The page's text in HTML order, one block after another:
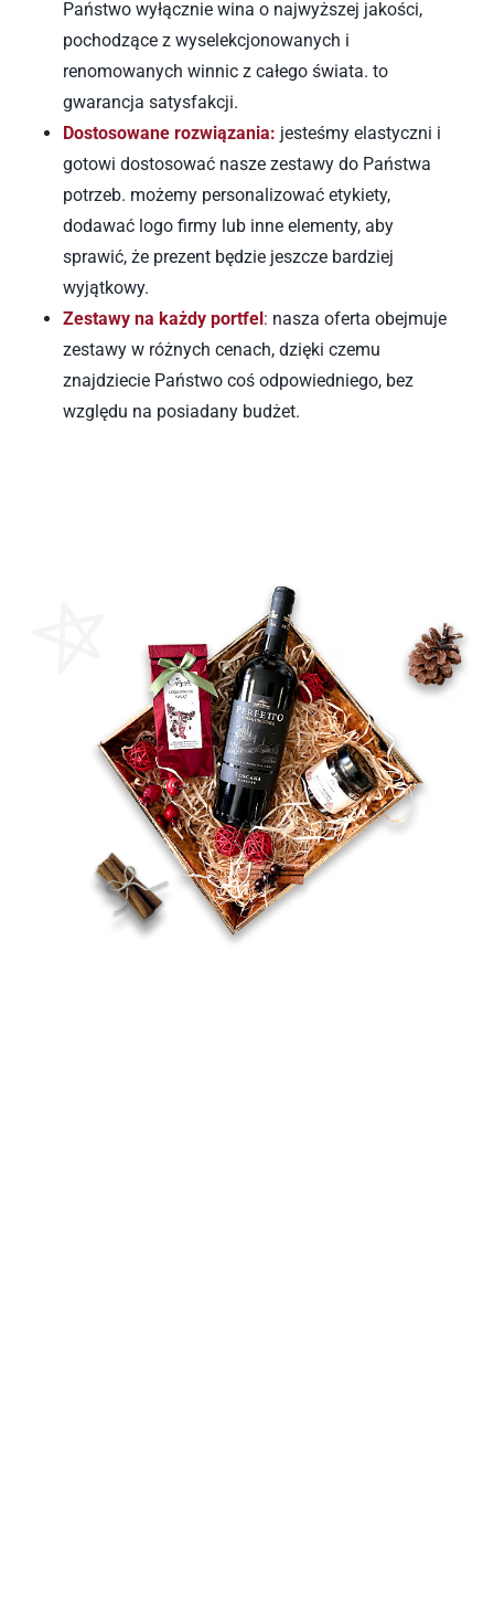
Państwo wyłącznie wina o najwyższej jakości,
pochodzące z wyselekcjonowanych i
renomowanych winnic z całego świata. to
gwarancja satysfakcji.
Dostosowane rozwiązania: jesteśmy elastyczni i
gotowi dostosować nasze zestawy do Państwa
potrzeb. możemy personalizować etykiety,
dodawać logo firmy lub inne elementy, aby
sprawić, że prezent będzie jeszcze bardziej
wyjątkowy.
Zestawy na każdy portfel: nasza oferta obejmuje
zestawy w różnych cenach, dzięki czemu
znajdziecie Państwo coś odpowiedniego, bez
względu na posiadany budżet.